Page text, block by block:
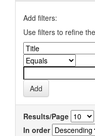
Add filters:
Use filters to refine
Results/Page
In order